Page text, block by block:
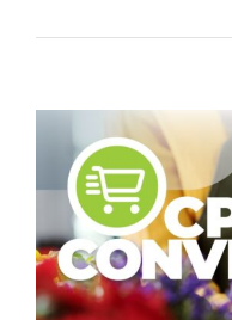
Larger
Image